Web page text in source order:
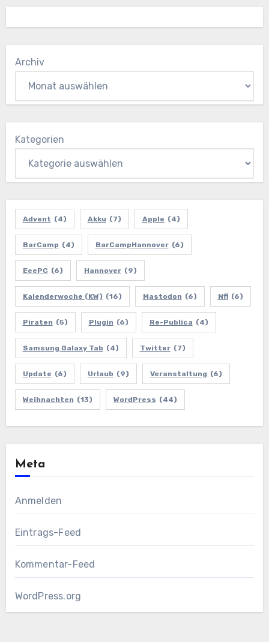
Archiv
Kategorien
Advent (4) Akku (7) Apple (4)
BarCamp (4) BarCampHannover (6)
EeePC (6) Hannover (9)
Kalenderwoche (KW) (16) Mastodon (6) Nfl (6)
Piraten (5) Plugin (6) Re-Publica (4)
Samsung Galaxy Tab (4) Twitter (7)
Update (6) Urlaub (9) Veranstaltung (6)
Weihnachten (13) WordPress (44)
Meta
Anmelden
Eintrags-Feed
Kommentar-Feed
WordPress.org